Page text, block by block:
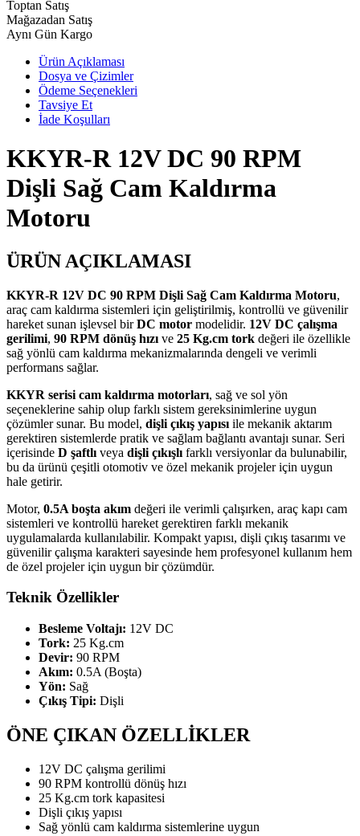
Toptan Satış
Mağazadan Satış
Aynı Gün Kargo
Ürün Açıklaması
Dosya ve Çizimler
Ödeme Seçenekleri
Tavsiye Et
İade Koşulları
KKYR-R 12V DC 90 RPM
Dişli Sağ Cam Kaldırma
Motoru
ÜRÜN AÇIKLAMASI
KKYR-R 12V DC 90 RPM Dişli Sağ Cam Kaldırma Motoru,
araç cam kaldırma sistemleri için geliştirilmiş, kontrollü ve güvenilir
hareket sunan işlevsel birDC motor modelidir. 12V DC çalışma
gerilimi, 90 RPM dönüş hızı ve 25 Kg.cm tork değeri ile özellikle
sağ yönlü cam kaldırma mekanizmalarında dengeli ve verimli
performans sağlar.
KKYR serisi cam kaldırma motorları, sağ ve sol yön
seçeneklerine sahip olup farklı sistem gereksinimlerine uygun
çözümler sunar. Bu model, dişli çıkış yapısı ile mekanik aktarım
gerektiren sistemlerde pratik ve sağlam bağlantı avantajı sunar. Seri
içerisinde D şaftlı veya dişli çıkışlı farklı versiyonlar da bulunabilir,
bu da ürünü çeşitli otomotiv ve özel mekanik projeler için uygun
hale getirir.
Motor, 0.5A boşta akım değeri ile verimli çalışırken, araç kapı cam
sistemleri ve kontrollü hareket gerektiren farklı mekanik
uygulamalarda kullanılabilir. Kompakt yapısı, dişli çıkış tasarımı ve
güvenilir çalışma karakteri sayesinde hem profesyonel kullanım hem
de özel projeler için uygun bir çözümdür.
Teknik Özellikler
Besleme Voltajı: 12V DC
Tork: 25 Kg.cm
Devir: 90 RPM
Akım: 0.5A (Boşta)
Yön: Sağ
Çıkış Tipi: Dişli
ÖNE ÇIKAN ÖZELLİKLER
12V DC çalışma gerilimi
90 RPM kontrollü dönüş hızı
25 Kg.cm tork kapasitesi
Dişli çıkış yapısı
Sağ yönlü cam kaldırma sistemlerine uygun